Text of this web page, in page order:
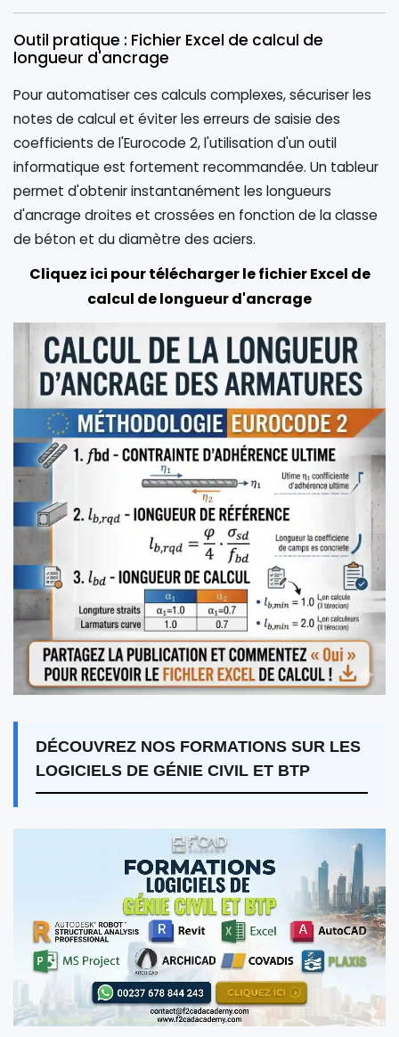
Outil pratique : Fichier Excel de calcul de
longueur d'ancrage
Pour automatiser ces calculs complexes, sécuriser les
notes de calcul et éviter les erreurs de saisie des
coefficients de l'Eurocode 2, l'utilisation d'un outil
informatique est fortement recommandée. Un tableur
permet d'obtenir instantanément les longueurs
d'ancrage droites et crossées en fonction de la classe
de béton et du diamètre des aciers.
Cliquez ici pour télécharger le fichier Excel de
calcul de longueur d'ancrage
DÉCOUVREZ NOS FORMATIONS SUR LES
LOGICIELS DE GÉNIE CIVIL ET BTP